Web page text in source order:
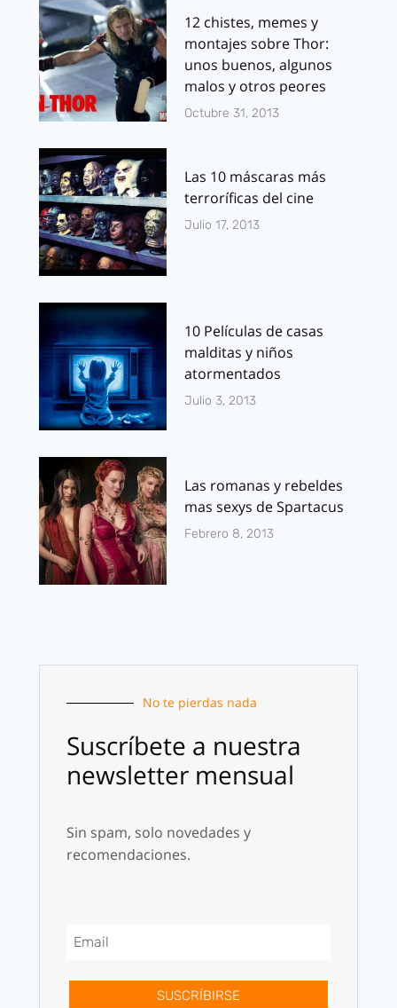
12 chistes, memes y
montajes sobre Thor:
unos buenos, algunos
malos y otros peores
Octubre 31, 2013
Las 10 máscaras más
terroríficas del cine
Julio 17, 2013
10 Películas de casas
malditas y niños
atormentados
Julio 3, 2013
Las romanas y rebeldes
mas sexys de Spartacus
Febrero 8, 2013
No te pierdas nada
Suscríbete a nuestra
newsletter mensual
Sin spam, solo novedades y
recomendaciones.
SUSCRÍBIRSE